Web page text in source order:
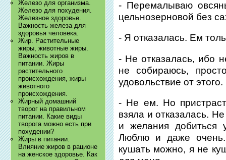
Железо для организма.
Железо для похудения.
Железное здоровье.
Важность железа для
здоровья человека.
Жир. Растительные
жиры, животные жиры.
Важность жиров в
питании. Жиры
растительного
происхождения, жиры
животного
происхождения.
Жирный домашний
творог на правильном
питании. Какие виды
творога можно есть при
похудении?
Жиры в питании.
Влияние жиров в рационе
на женское здоровье. Как
- Перемалываю
цельнозерновой без
- Я отказалась. Ем
- Не отказалась, ибо
не собираюсь,
удовольствие от этого.
- Не ем. Но
взяла и отказалась.
и желания добиться
Люблю и даже
кушать можно, я не